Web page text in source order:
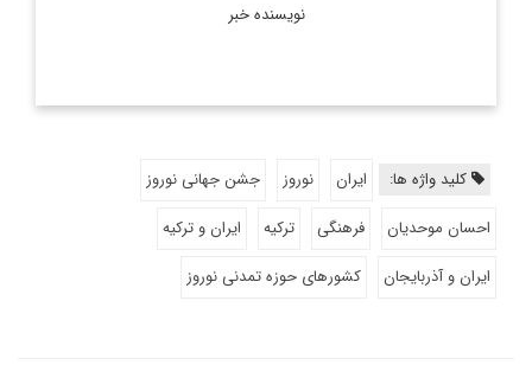
نویسنده خبر
کلید واژه ها: ایران نوروز
جشن جهانی نوروز
احسان موحدیان
فرهنگی ترکیه
ایران و ترکیه
ایران و آذربایجان
کشورهای حوزه تمدنی نوروز